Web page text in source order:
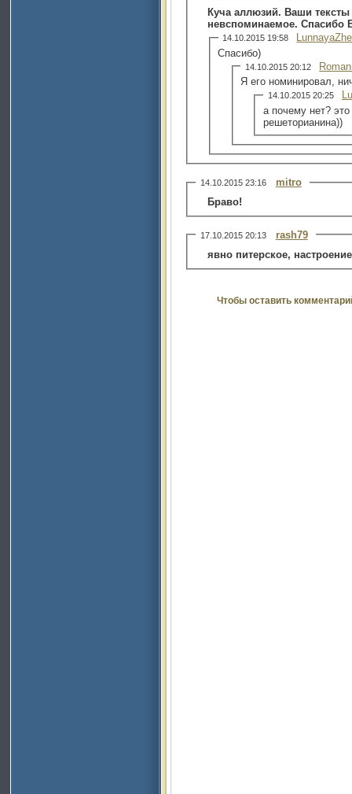
Куча аллюзий. Ваши
невспоминаемое. Спасибо
14.10.2015 19:58
Спасибо)
14.10.2015 20:12
Я его номинировал,
14.10.2015 20:25
а почему нет?
решеторианина))
14.10.2015 23:16
mitro
Браво!
17.10.2015 20:13
rash79
явно питерское,
Чтобы оставить